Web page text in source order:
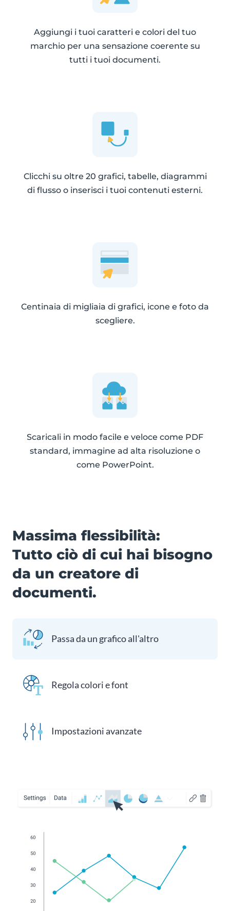
Aggiungi i tuoi caratteri e colori del tuo
marchio per una sensazione coerente su
tutti i tuoi documenti.
Clicchi su oltre 20 grafici, tabelle, diagrammi
di flusso o inserisci i tuoi contenuti esterni.
Centinaia di migliaia di grafici, icone e foto da
scegliere.
Scaricali in modo facile e veloce come PDF
standard, immagine ad alta risoluzione o
come PowerPoint.
Massima flessibilità:
Tutto ciò di cui hai bisogno
da un creatore di
documenti.
Passa da un grafico all'altro
Regola colori e font
Impostazioni avanzate